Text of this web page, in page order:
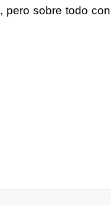
, pero sobre todo con